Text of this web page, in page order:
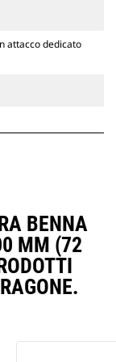
Sono
di fossati.
CW
di
attacco dedicato
BENNA
MM (72